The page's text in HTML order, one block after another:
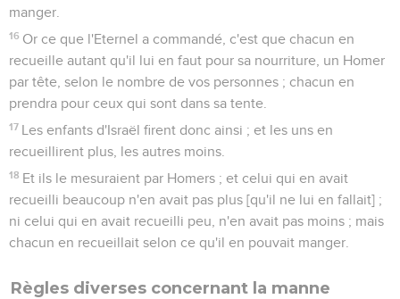
manger.
16 Or ce que l'Eternel a commandé, c'est que chacun en
recueille autant qu'il lui en faut pour sa nourriture, un Homer
par tête, selon le nombre de vos personnes ; chacun en
prendra pour ceux qui sont dans sa tente.
17 Les enfants d'Israël firent donc ainsi ; et les uns en
recueillirent plus, les autres moins.
18 Et ils le mesuraient par Homers ; et celui qui en avait
recueilli beaucoup n'en avait pas plus [qu'il ne lui en fallait] ;
ni celui qui en avait recueilli peu, n'en avait pas moins ; mais
chacun en recueillait selon ce qu'il en pouvait manger.
Règles diverses concernant la manne